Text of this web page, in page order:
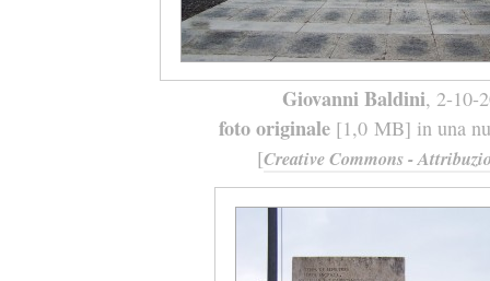
Giovanni Baldini, 2-10-
foto originale[1,0 MB] in una
[Creative Commons -